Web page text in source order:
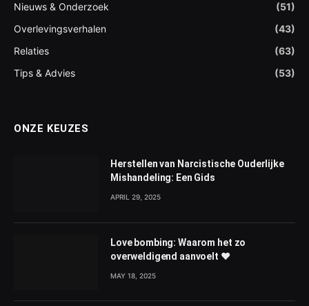
Nieuws & Onderzoek
(51)
Overlevingsverhalen
(43)
Relaties
(63)
Tips & Advies
(53)
ONZE KEUZES
Herstellen van Narcistische Ouderlijke
Mishandeling: Een Gids
APRIL 29, 2025
Love bombing: Waarom het zo
overweldigend aanvoelt ❤️
MAY 18, 2025